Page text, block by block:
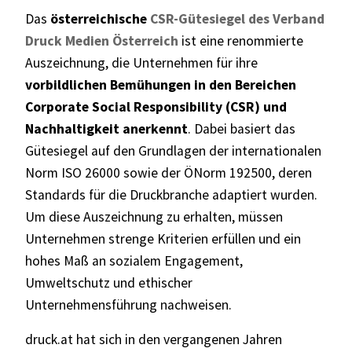
Das österreichische CSR-Gütesiegel des Verband
Druck Medien Österreich ist eine renommierte
Auszeichnung, die Unternehmen für ihre
vorbildlichen Bemühungen in den Bereichen
Corporate Social Responsibility (CSR) und
Nachhaltigkeit anerkennt. Dabei basiert das
Gütesiegel auf den Grundlagen der internationalen
Norm ISO 26000 sowie der ÖNorm 192500, deren
Standards für die Druckbranche adaptiert wurden.
Um diese Auszeichnung zu erhalten, müssen
Unternehmen strenge Kriterien erfüllen und ein
hohes Maß an sozialem Engagement,
Umweltschutz und ethischer
Unternehmensführung nachweisen.
druck.at hat sich in den vergangenen Jahren